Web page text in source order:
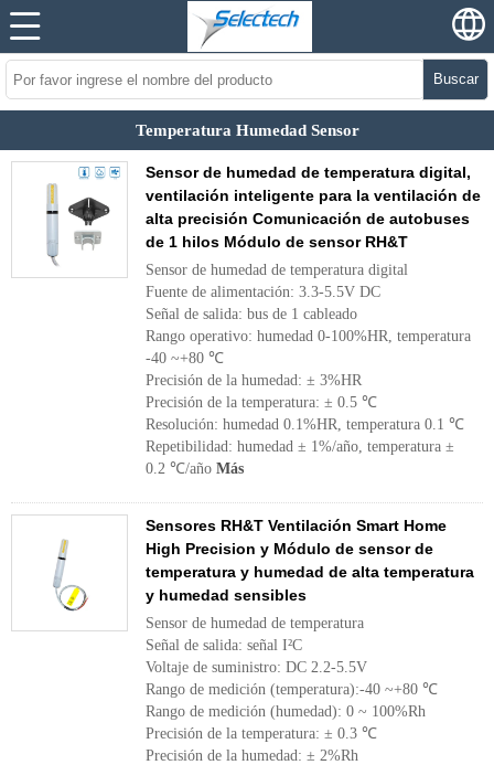
Buscar
Temperatura Humedad Sensor
Sensor de humedad de temperatura digital,
ventilación inteligente para la ventilación de
alta precisión Comunicación de autobuses
de 1 hilos Módulo de sensor RH&T
Sensor de humedad de temperatura digital
Fuente de alimentación: 3.3-5.5V DC
Señal de salida: bus de 1 cableado
Rango operativo: humedad 0-100%HR, temperatura
-40 ~+80 ℃
Precisión de la humedad: ± 3%HR
Precisión de la temperatura: ± 0.5 ℃
Resolución: humedad 0.1%HR, temperatura 0.1 ℃
Repetibilidad: humedad ± 1%/año, temperatura ±
0.2 ℃/año Más
Sensores RH&T Ventilación Smart Home
High Precision y Módulo de sensor de
temperatura y humedad de alta temperatura
y humedad sensibles
Sensor de humedad de temperatura
Señal de salida: señal I²C
Voltaje de suministro: DC 2.2-5.5V
Rango de medición (temperatura):-40 ~+80 ℃
Rango de medición (humedad): 0 ~ 100%Rh
Precisión de la temperatura: ± 0.3 ℃
Precisión de la humedad: ± 2%Rh